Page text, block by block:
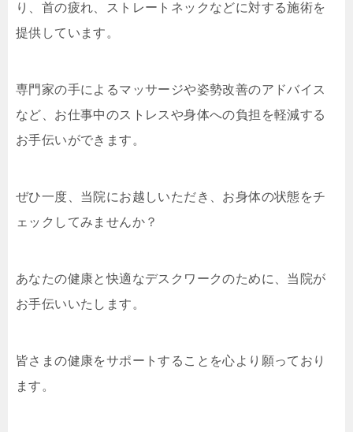
り、首の疲れ、ストレートネックなどに対する施術を
提供しています。
専門家の手によるマッサージや姿勢改善のアドバイス
など、お仕事中のストレスや身体への負担を軽減する
お手伝いができます。
ぜひ一度、当院にお越しいただき、お身体の状態をチ
ェックしてみませんか？
あなたの健康と快適なデスクワークのために、当院が
お手伝いいたします。
皆さまの健康をサポートすることを心より願っており
ます。